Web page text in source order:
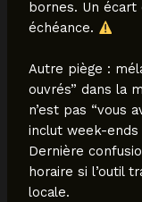
bornes. Un écart
échéance.
Autre piège :
ouvrés” dans la
n’est pas “vous
inclut week-
Dernière
horaire si l’outil
locale.